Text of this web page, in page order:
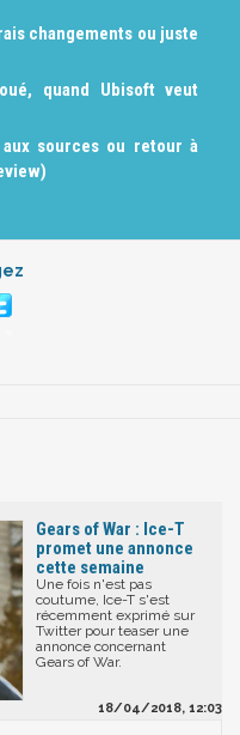
changements ou juste
quand Ubisoft veut
aux sources ou retour à
Gears of War : Ice-T
promet une annonce
cette semaine
Une fois n'est pas
coutume, Ice-T s'est
récemment exprimé sur
Twitter pour teaser une
annonce concernant
Gears of War.
18/04/2018, 12:03